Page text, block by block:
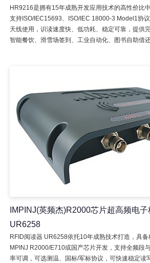
HR9216是拥有15年成熟开发应用技术的高性价比
支持ISO/IEC15693、ISO/IEC 18000-3 Model1协
天线使用，识读速度快、低功耗、稳定可靠，提供
智能餐饮、滑雪场签到、工业自动化、图书自助借
IMPINJ(英频杰)R2000芯片超高频电
UR6258
RFID阅读器 UR6258依托10年成熟技术打造，具
MPINJ R2000/E710或国产芯片开发，支持全频段
率可调，可选测温、国标/军标协议，可快速稳定读